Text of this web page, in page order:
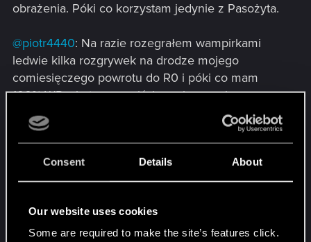
Consent Details About
Our website uses cookies
Some are required to make the site’s features click.
obrażenia. Póki co korzystam jedynie z Pasożyta.
@piotr4440: Na razie rozegrałem wampirkami
ledwie kilka rozgrywek na drodze mojego
comiesięczego powrotu do R0 i póki co mam
100% WR, ale to oczywiście o niczym nie
świadczy, bo próbka jest bardzo mała oraz
dostrzegam też wiele mankamentów. Obecnie
gram bez obrońcy i w zasadzie bez dużych
stworów. Nowe wersje (Proto)Flederów jakoś
działają (robią to dość duże tempo o którym
Garkainem, czy nie byłoby efektywniej wziąć coś
innego zamiast niego, choć to "kolejny silnik",